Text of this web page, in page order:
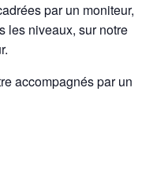
par un moniteur,
les niveaux, sur notre
accompagnés par un